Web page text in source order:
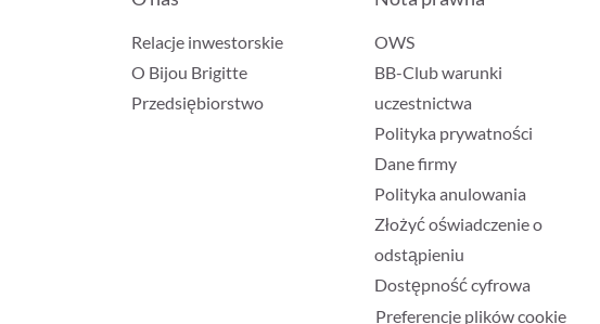
Relacje inwestorskie
O Bijou Brigitte
Przedsiębiorstwo
OWS
BB-Club warunki
uczestnictwa
Polityka prywatności
Dane firmy
Polityka anulowania
Złożyć oświadczenie o
odstąpieniu
Dostępność cyfrowa
Preferencje plików cookie